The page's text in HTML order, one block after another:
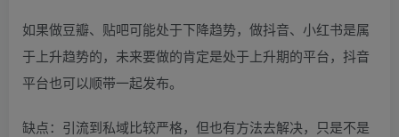
如果做豆瓣、贴吧可能处于下降趋势，做抖音、小红书是属
于上升趋势的，未来要做的肯定是处于上升期的平台，抖音
平台也可以顺带一起发布。
缺点：引流到私域比较严格，但也有方法去解决，只是不是